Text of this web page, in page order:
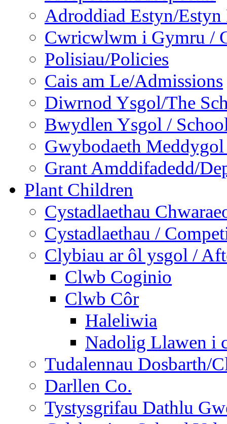
Adroddiad Estyn/Estyn
Cwricwlwm i Gymru /
Polisiau/Policies
Cais am Le/Admissions
Diwrnod Ysgol/The
Bwydlen Ysgol /
Gwybodaeth
Grant Amddifadedd/
Plant Children
Cystadlaethau
Cystadlaethau /
Clybiau ar ôl ysgol /
Clwb Coginio
Clwb Côr
Haleliwia
Nadolig Llawen i
Tudalennau Dosbarth/
Darllen Co.
Tystysgrifau Dathlu